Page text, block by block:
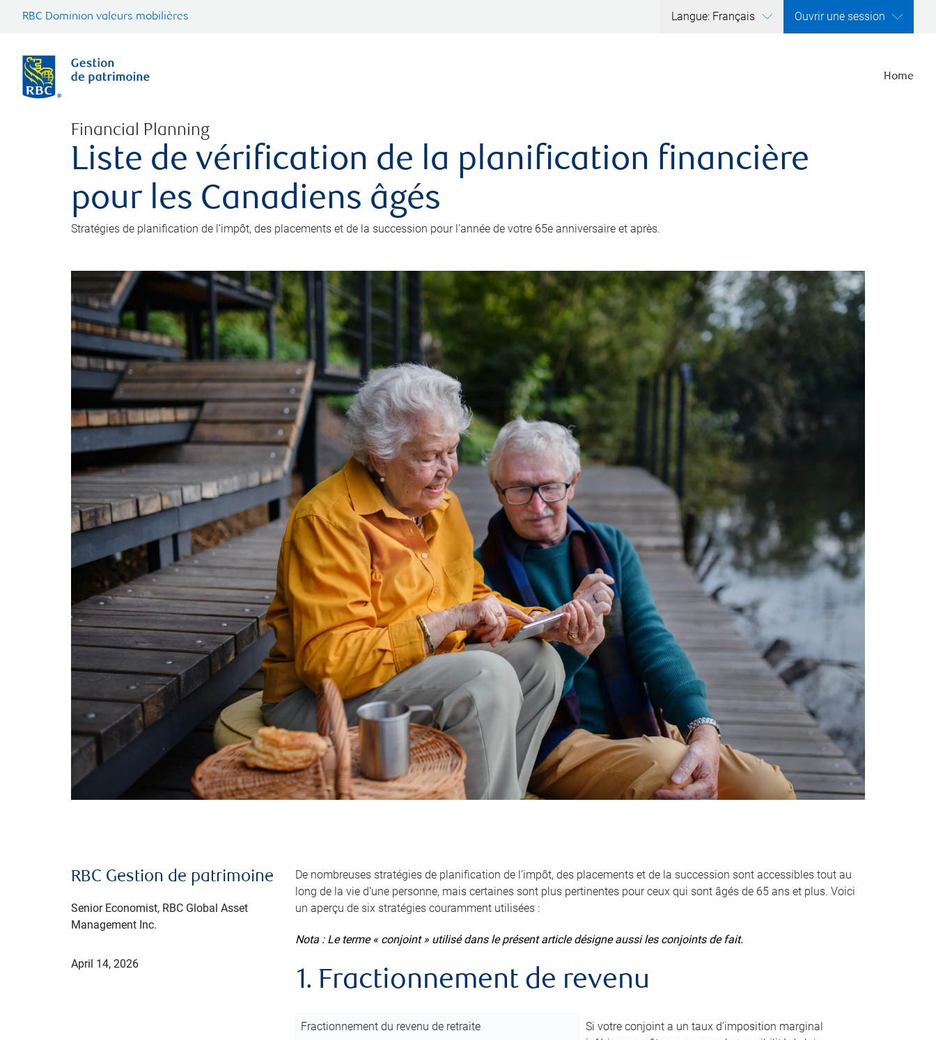
RBC Dominion valeurs mobilières Langue: Français Ouvrir une session
Home
Financial Planning
Liste de vérification de la planification financière
pour les Canadiens âgés
Stratégies de planification de l’impôt, des placements et de la succession pour l’année de votre 65e anniversaire et après.
RBC Gestion de patrimoine
Senior Economist, RBC Global Asset
Management Inc.
April 14, 2026
De nombreuses stratégies de planification de l’impôt, des placements et de la succession sont accessibles tout au
long de la vie d’une personne, mais certaines sont plus pertinentes pour ceux qui sont âgés de 65 ans et plus. Voici
un aperçu de six stratégies couramment utilisées :
Nota : Le terme « conjoint » utilisé dans le présent article désigne aussi les conjoints de fait.
1. Fractionnement de revenu
Fractionnement du revenu de retraite
Si votre conjoint a un taux d’imposition marginal